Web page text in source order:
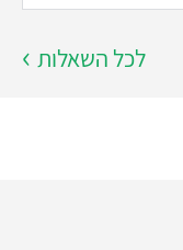
לכל השאלות